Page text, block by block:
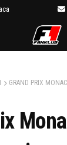
GRAND PRIX